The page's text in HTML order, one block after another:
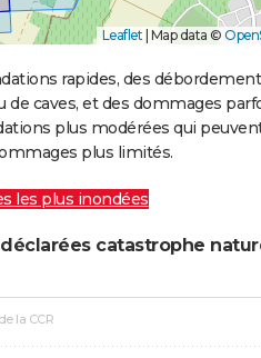
Leaflet Map data ©
rapides, des
de caves, et des dommages
plus modérées qui
plus limités.
les plus inondées
catastrophe
la CCR